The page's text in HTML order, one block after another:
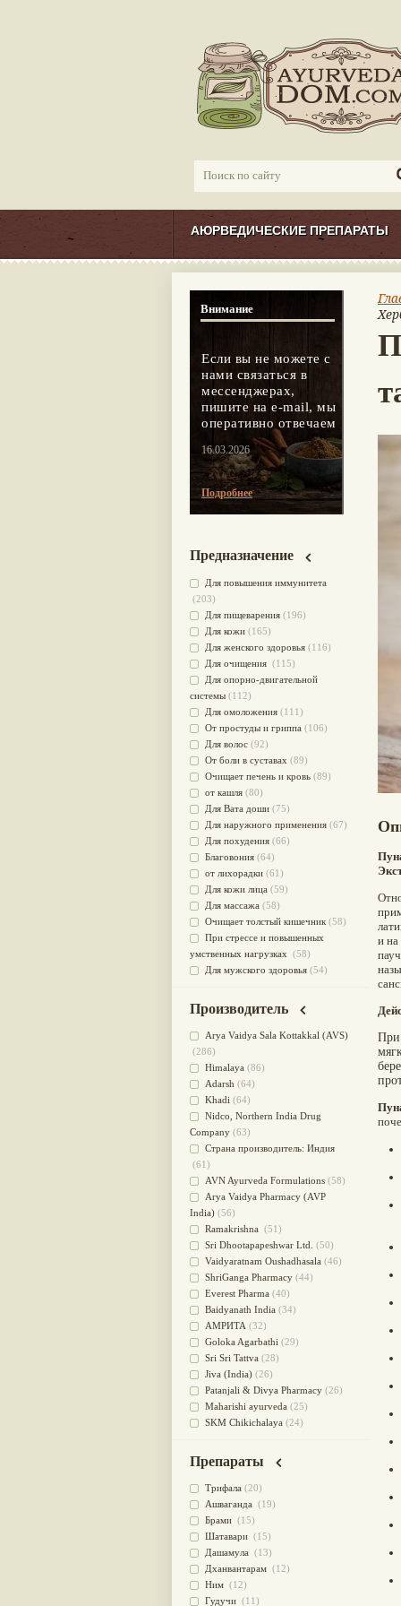
АЮРВЕДИЧЕСКИЕ ПРЕПАРАТЫ
и
При
Внимание
Если вы не можете с
нами связаться в
мессенджерах,
пишите на e-mail, мы
оперативно отвечаем
16.03.2026
Подробнее
Предназначение
Для повышения иммунитета
(203)
Для пищеварения (196)
Для кожи (165)
Для женского здоровья (116)
Для очищения (115)
Для опорно-двигательной
системы (112)
Для омоложения (111)
От простуды и гриппа (106)
Для волос (92)
От боли в суставах (89)
Очищает печень и кровь (89)
от кашля (80)
Для Вата доши (75)
Для наружного применения (67)
Для похудения (66)
Благовония (64)
от лихорадки (61)
Для кожи лица (59)
Для массажа (58)
Очищает толстый кишечник (58)
При стрессе и повышенных
умственных нагрузках (58)
Для мужского здоровья (54)
применения
(51)
Для приготовления пищи(49)
от инфекций мочеполовой
системы(49)
Для стабилизации деятельности
ЦНС(47)
для суставов(47)
Лечит опухоли и отеки
Для медитации(44)
выводит токсины
Для здоровья печени(41)
Для тела(39)
для очищения крови
При диабете (38)
Антиоксидант(37)
Для Капха(Кафа) доши(37)
От паразитов(37)
При расстройстве желудка
Успокоительное(36)
Для глаз(34)
от геморроя(34)
Противовоспалительное
Для Питта доши
Для сердца(32)
Для сосудов головного мозга
(32)
Для лица(31)
Употребление в пищу
Ароматерапия(29)
Жаропонижающее
для памяти (28)
для почек(28)
Обезболивающие (28)
Слабительное
Афродизиак(27)
Производитель
Arya Vaidya Sala Kottakkal (AVS)
(286)
Himalaya (86)
Adarsh (64)
Khadi (64)
Nidсo, Northern India Drug
Company (63)
Страна производитель: Индия
(61)
AVN Ayurveda Formulations (58)
Arya Vaidya Pharmacy (AVP
India) (56)
Ramakrishna (51)
Sri Dhootapapeshwar Ltd. (50)
Vaidyaratnam Oushadhasala (46)
ShriGanga Pharmacy (44)
Everest Pharma (40)
Baidyanath India (34)
АМРИТА (32)
Goloka Agarbathi (29)
Sri Sri Tattva (28)
Jiva (India) (26)
Patanjali & Divya Pharmacy (26)
Maharishi ayurveda (25)
SKM Chikichalaya (24)
CONCENTRATES LTD (India)
CHARAK PHARMA
Satya Sai(20)
Vyas(20)
Bipha(19)
Kerala Ayurveda
Organic India pvt ltd
Lalita (16)
Ashtang Herbals
Препараты
Трифала (20)
Ашваганда (19)
Брами (15)
Шатавари (15)
Дашамула (13)
Дханвантарам (12)
Ним (12)
Гудучи (11)